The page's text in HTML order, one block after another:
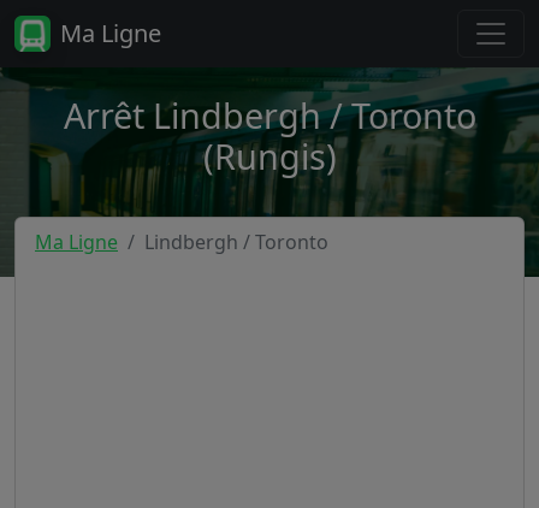
Ma Ligne
Arrêt Lindbergh / Toronto
(Rungis)
Ma Ligne Lindbergh / Toronto